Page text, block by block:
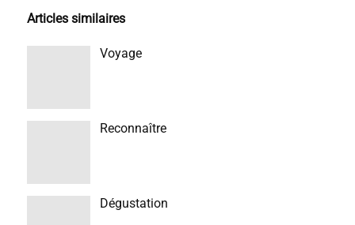
Articles similaires
Voyage
Reconnaître
Dégustation